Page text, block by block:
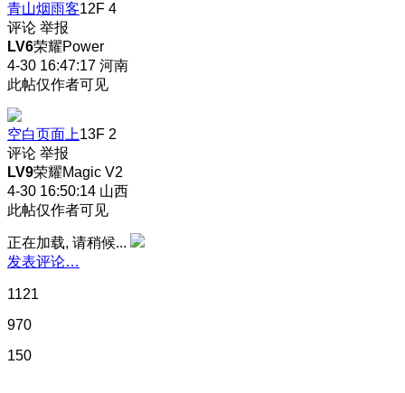
青山烟雨客12F 4
评论 举报
LV6荣耀Power
4-30 16:47:17 河南
此帖仅作者可见
空白页面上13F 2
评论 举报
LV9荣耀Magic V2
4-30 16:50:14 山西
此帖仅作者可见
正在加载, 请稍候...
发表评论…
1121
970
150